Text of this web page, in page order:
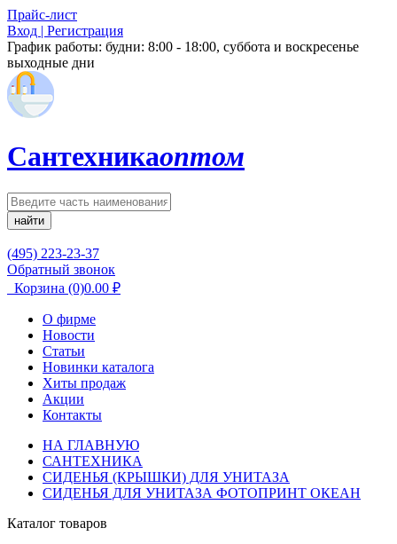
Прайс-лист
Вход | Регистрация
График работы: будни: 8:00 - 18:00, суббота и воскресенье
выходные дни
Сантехникаоптом
найти
(495) 223-23-37
Обратный звонок
Корзина (0)0.00 ₽
О фирме
Новости
Статьи
Новинки каталога
Хиты продаж
Акции
Контакты
НА ГЛАВНУЮ
САНТЕХНИКА
СИДЕНЬЯ (КРЫШКИ) ДЛЯ УНИТАЗА
СИДЕНЬЯ ДЛЯ УНИТАЗА ФОТОПРИНТ ОКЕАН
Каталог товаров